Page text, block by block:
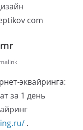
com
эквайринга:
за 1 день
.